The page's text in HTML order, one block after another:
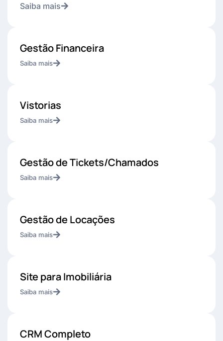
Saiba mais
Gestão Financeira
Saiba mais
Vistorias
Saiba mais
Gestão de Tickets/Chamados
Saiba mais
Gestão de Locações
Saiba mais
Site para Imobiliária
Saiba mais
CRM Completo